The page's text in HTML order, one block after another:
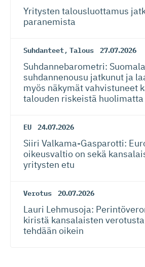
Yritysten talousluottamus
paranemista
Suhdanteet, Talous 27.07.2026
Suhdanneba­ro­metri:
suhdannenousu jatkunut ja
myös näkymät vahvistuneet
talouden riskeistä huolimatta
EU 24.07.2026
Siiri Valkama-Gas­pa­rotti:
oikeusvaltio on sekä
yritysten etu
Verotus 20.07.2026
Lauri Lehmusoja:
kiristä kansalaisten
tehdään oikein